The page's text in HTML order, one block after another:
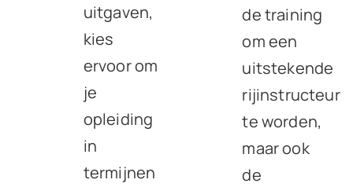
uitgaven,
kies
ervoor om
je
opleiding
in
termijnen
de training
om een
uitstekende
rijinstructeur
te worden,
maar ook
de